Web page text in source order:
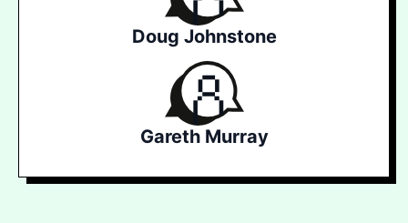
Doug Johnstone
Gareth Murray